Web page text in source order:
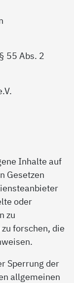
55 Abs. 2
Inhalte auf
Gesetzen
oder
zu
forschen, die
Sperrung der
allgemeinen